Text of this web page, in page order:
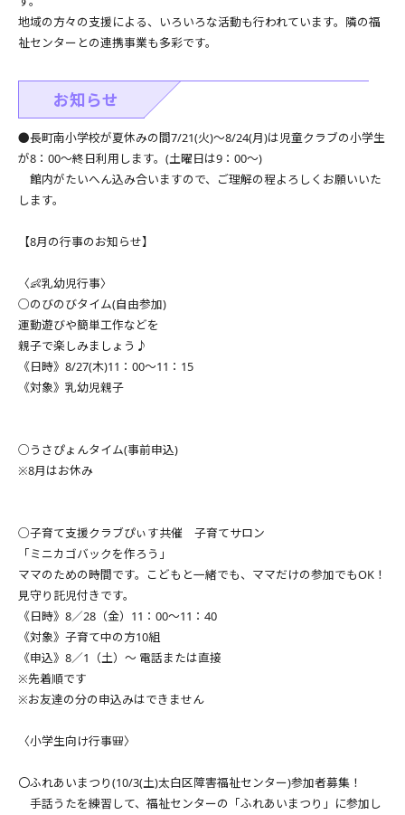
地域の方々の支援による、いろいろな活動も行われています。隣の福
祉センターとの連携事業も多彩です。
お知らせ
●長町南小学校が夏休みの間7/21(火)～8/24(月)は児童クラブの小学生
が8：00～終日利用します。(土曜日は9：00～)
館内がたいへん込み合いますので、ご理解の程よろしくお願いいた
します。
【8月の行事のお知らせ】
〈👶乳幼児行事〉
○のびのびタイム(自由参加)
運動遊びや簡単工作などを
親子で楽しみましょう♪
《日時》8/27(木)11：00～11：15
《対象》乳幼児親子
○うさぴょんタイム(事前申込)
※8月はお休み
○子育て支援クラブぴぃす共催 子育てサロン
「ミニカゴバックを作ろう」
ママのための時間です。こどもと一緒でも、ママだけの参加でもOK！
見守り託児付きです。
《日時》8／28（金）11：00～11：40
《対象》子育て中の方10組
《申込》8／1（土）～ 電話または直接
※先着順です
※お友達の分の申込みはできません
〈小学生向け行事🎒〉
〇ふれあいまつり(10/3(土)太白区障害福祉センター)参加者募集！
手話うたを練習して、福祉センターの「ふれあいまつり」に参加し